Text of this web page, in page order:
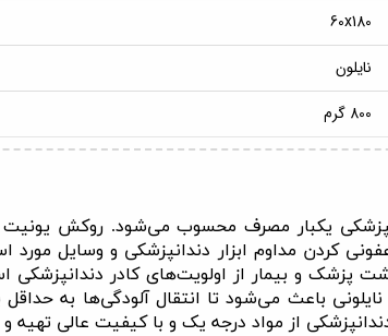
60x180
نایلون
800 گرم
جز تجهیزات دندانپزشکی یکبار مصرف محسوب
کردن مداوم ابزار دندانپزشکی و وسایل
پزشک و بیمار از اولویت‌های کادر
باعث می‌شود تا انتقال آلودگی‌ها به
از مواد درجه یک و با کیفیت عالی